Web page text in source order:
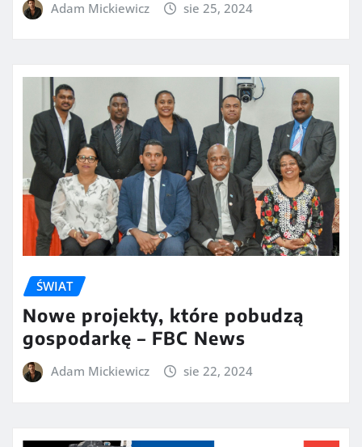
Adam Mickiewicz sie 25, 2024
ŚWIAT
Nowe projekty, które pobudzą
gospodarkę – FBC News
Adam Mickiewicz sie 22, 2024